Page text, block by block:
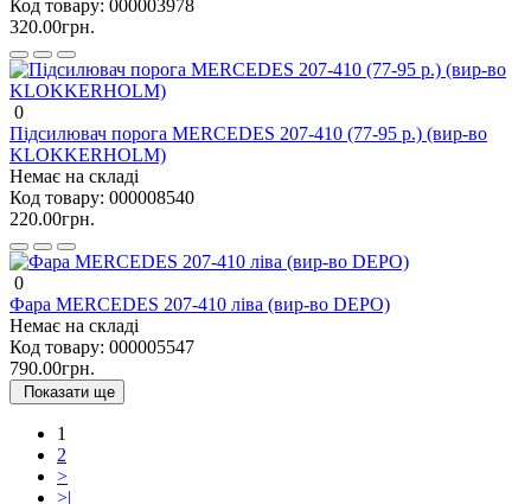
Код товару: 000003978
320.00грн.
0
Підсилювач порога MERCEDES 207-410 (77-95 р.) (вир-во
KLOKKERHOLM)
Немає на складі
Код товару: 000008540
220.00грн.
0
Фара MERCEDES 207-410 ліва (вир-во DEPO)
Немає на складі
Код товару: 000005547
790.00грн.
Показати ще
1
2
>
>|